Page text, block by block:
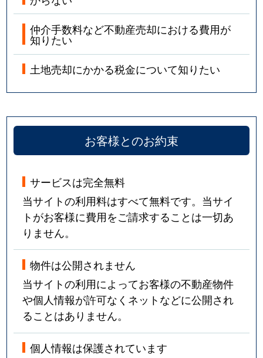
仲介手数料など不動産売却における費用が
知りたい
土地売却にかかる税金について知りたい
お客様とのお約束
サービスは完全無料
当サイトの利用料はすべて無料です。当サイ
トがお客様に費用をご請求することは一切あ
りません。
物件は公開されません
当サイトの利用によってお客様の不動産物件
や個人情報が許可なくネットなどに公開され
ることはありません。
個人情報は保護されています